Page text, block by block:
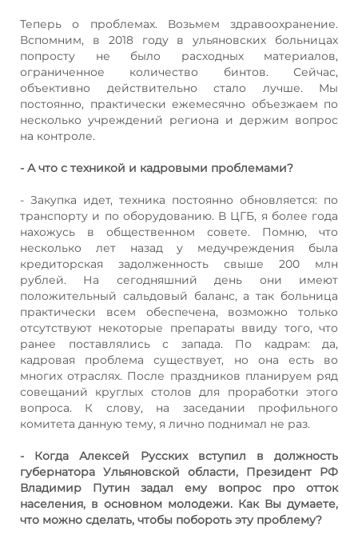
Теперь о проблемах. Возьмем здравоохранение.
Вспомним, в 2018 году в ульяновских больницах
попросту не было расходных материалов,
ограниченное количество бинтов. Сейчас,
объективно действительно стало лучше. Мы
постоянно, практически ежемесячно объезжаем по
несколько учреждений региона и держим вопрос
на контроле.
- А что с техникой и кадровыми проблемами?
- Закупка идет, техника постоянно обновляется: по
транспорту и по оборудованию. В ЦГБ, я более года
нахожусь в общественном совете. Помню, что
несколько лет назад у медучреждения была
кредиторская задолженность свыше 200 млн
рублей. На сегодняшний день они имеют
положительный сальдовый баланс, а так больница
практически всем обеспечена, возможно только
отсутствуют некоторые препараты ввиду того, что
ранее поставлялись с запада. По кадрам: да,
кадровая проблема существует, но она есть во
многих отраслях. После праздников планируем ряд
совещаний круглых столов для проработки этого
вопроса. К слову, на заседании профильного
комитета данную тему, я лично поднимал не раз.
- Когда Алексей Русских вступил в должность
губернатора Ульяновской области, Президент РФ
Владимир Путин задал ему вопрос про отток
населения, в основном молодежи. Как Вы думаете,
что можно сделать, чтобы побороть эту проблему?